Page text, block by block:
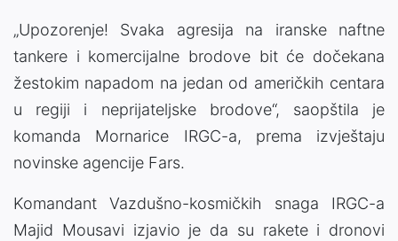
„Upozorenje! Svaka agresija na iranske naftne
tankere i komercijalne brodove bit će dočekana
žestokim napadom na jedan od američkih centara
u regiji i neprijateljske brodove“, saopštila je
komanda Mornarice IRGC-a, prema izvještaju
novinske agencije Fars.
Komandant Vazdušno-kosmičkih snaga IRGC-a
Majid Mousavi izjavio je da su rakete i dronovi